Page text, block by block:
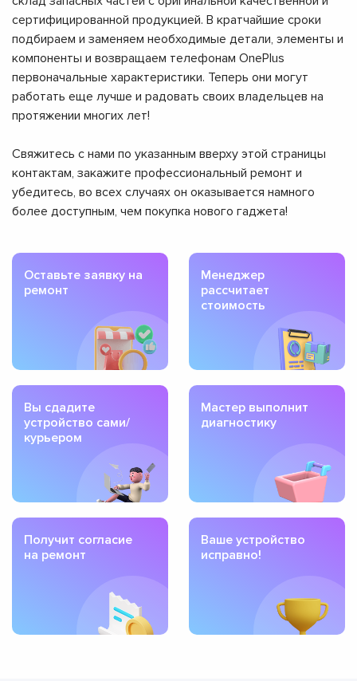
сертифицированной продукцией. В кратчайшие сроки
подбираем и заменяем необходимые детали, элементы и
компоненты и возвращаем телефонам OnePlus
первоначальные характеристики. Теперь они могут
работать еще лучше и радовать своих владельцев на
протяжении многих лет!
Свяжитесь с нами по указанным вверху этой страницы
контактам, закажите профессиональный ремонт и
убедитесь, во всех случаях он оказывается намного
более доступным, чем покупка нового гаджета!
Оставьте заявку на
ремонт
Менеджер
рассчитает
стоимость
Вы сдадите
устройство сами/
курьером
Мастер выполнит
диагностику
Получит согласие
на ремонт
Ваше устройство
исправно!